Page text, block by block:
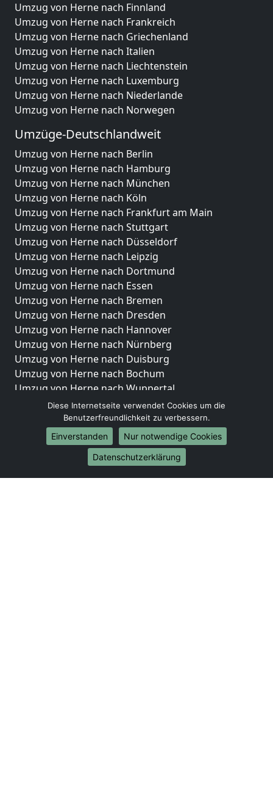
Umzug von Herne nach Finnland
Umzug von Herne nach Frankreich
Umzug von Herne nach Griechenland
Umzug von Herne nach Italien
Umzug von Herne nach Liechtenstein
Umzug von Herne nach Luxemburg
Umzug von Herne nach Niederlande
Umzug von Herne nach Norwegen
Umzüge-Deutschlandweit
Umzug von Herne nach Berlin
Umzug von Herne nach Hamburg
Umzug von Herne nach München
Umzug von Herne nach Köln
Umzug von Herne nach Frankfurt am Main
Umzug von Herne nach Stuttgart
Umzug von Herne nach Düsseldorf
Umzug von Herne nach Leipzig
Umzug von Herne nach Dortmund
Umzug von Herne nach Essen
Umzug von Herne nach Bremen
Umzug von Herne nach Dresden
Umzug von Herne nach Hannover
Umzug von Herne nach Nürnberg
Umzug von Herne nach Duisburg
Umzug von Herne nach Bochum
Umzug von Herne nach Wuppertal
Umzug von Herne nach Bielefeld
Umzug von Herne nach Bonn
Umzug von Herne nach Münster
Internationale-Umzüge
Umzug von Herne nach Brasilien
Diese Internetseite verwendet Cookies um die
Benutzerfreundlichkeit zu verbessern.
Einverstanden
Nur notwendige Cookies
Datenschutzerklärung